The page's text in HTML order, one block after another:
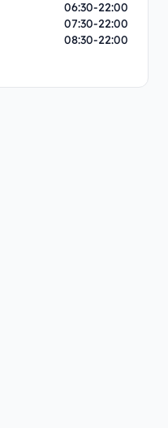
06:30-22:00
07:30-22:00
08:30-22:00